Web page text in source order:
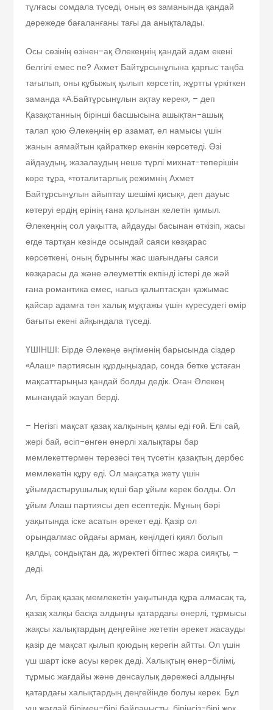
тұлғасы сомдала түседі, оның өз заманында қандай
дәрежеде бағаланғаны тағы да анықталады.
Осы сөзінің өзінен-ақ Әлекеңнің қандай адам екені
белгілі емес пе? Ах­мет Байтұрсынұлына қарғыс таңба
тағылып, оны құбыжық қылып көрсетіп, жұртты үркіткен
заманда «А.Байтұрсынұлын ақтау керек», – деп
Қазақстанның бірінші басшысына ашықтан-ашық
талап қою Әлекеңнің ер азамат, ел намысы үшін
жанын аямайтын қайраткер екенін көрсетеді. Өзі
айдаудың, жазалаудың неше түрлі михнат-теперішін
көре тұра, «тоталитарлық режимнің Ахмет
Байтұрсынұлын айыптау шешімі қисық», деп дауыс
көтеруі ердің ерінің ғана қолынан келетін қимыл.
Әлекеңнің сол уақытта, айдауды басынан өткізіп, жасы
егде тартқан кезінде осындай саяси көзқарас
көрсеткені, оның бұрынғы жас шағындағы саяси
көзқарасы да және әлеуметтік екпінді істері де жәй
ғана романтика емес, нағыз қалыптасқан қажымас
қайсар адамға тән халық мұқтажы үшін күресудегі өмір
бағыты екені айқындала түседі.
ҮШІНШІ: Бірде Әлекеңе әңгіменің барысында сіздер
«Алаш» партиясын құрдыңыздар, сонда бетке ұстаған
мақсаттарыңыз қандай болды дедік. Оған Әлекең
мынандай жауап берді.
– Негізгі мақсат қазақ халқының қамы еді ғой. Елі сай,
жері бай, өсіп-өнген өнерлі халықтары бар
мемлекеттермен терезесі тең түсетін қазақтың дербес
мемлекетін құру еді. Ол мақсатқа жету үшін
ұйымдастырушылық күші бар ұйым керек болды. Ол
ұйым Алаш партиясы деп есептедік. Мұның бәрі
уақытында іске асатын әрекет еді. Қазір ол
орындалмас ойдағы арман, көңілдегі қиял болып
қалды, сондықтан да, жүректегі бітпес жара сияқты, –
деді.
Ал, бірақ қазақ мемлекетін уақытында құра алмасақ та,
қазақ халқы басқа алдыңғы қатардағы өнерлі, тұрмысы
жақсы халықтардың деңгейіне жететін әрекет жасауды
қазір де мақсат қылып қоюдың керегін айтты. Ол үшін
үш шарт іске асуы керек деді. Халықтың өнер-білімі,
тұрмыс жағдайы және денсаулық дәрежесі алдыңғы
қатардағы халықтардың деңгейінде болуы керек. Бұл